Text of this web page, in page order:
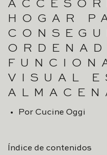
HOGAR
VISUAL
Por Cucine Oggi
Índice de contenidos